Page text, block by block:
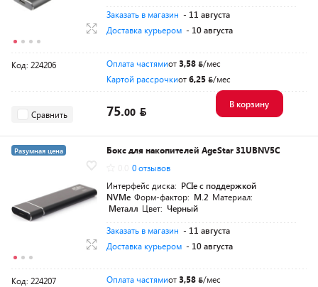
Заказать в магазин - 11 августа
Доставка курьером - 10 августа
Код: 224206 Оплата частямиот3,58
/мес
Картой рассрочкиот6,25 /мес
Сравнить 75.00
В корзину
Разумная цена
Бокс для накопителей AgeStar 31UBNV5C
0 отзывов
Интерфейс диска: PCIe с поддержкой
NVMe Форм-фактор: M.2 Материал:
Металл Цвет: Черный
Заказать в магазин - 11 августа
Доставка курьером - 10 августа
Код: 224207 Оплата частямиот3,58
/мес